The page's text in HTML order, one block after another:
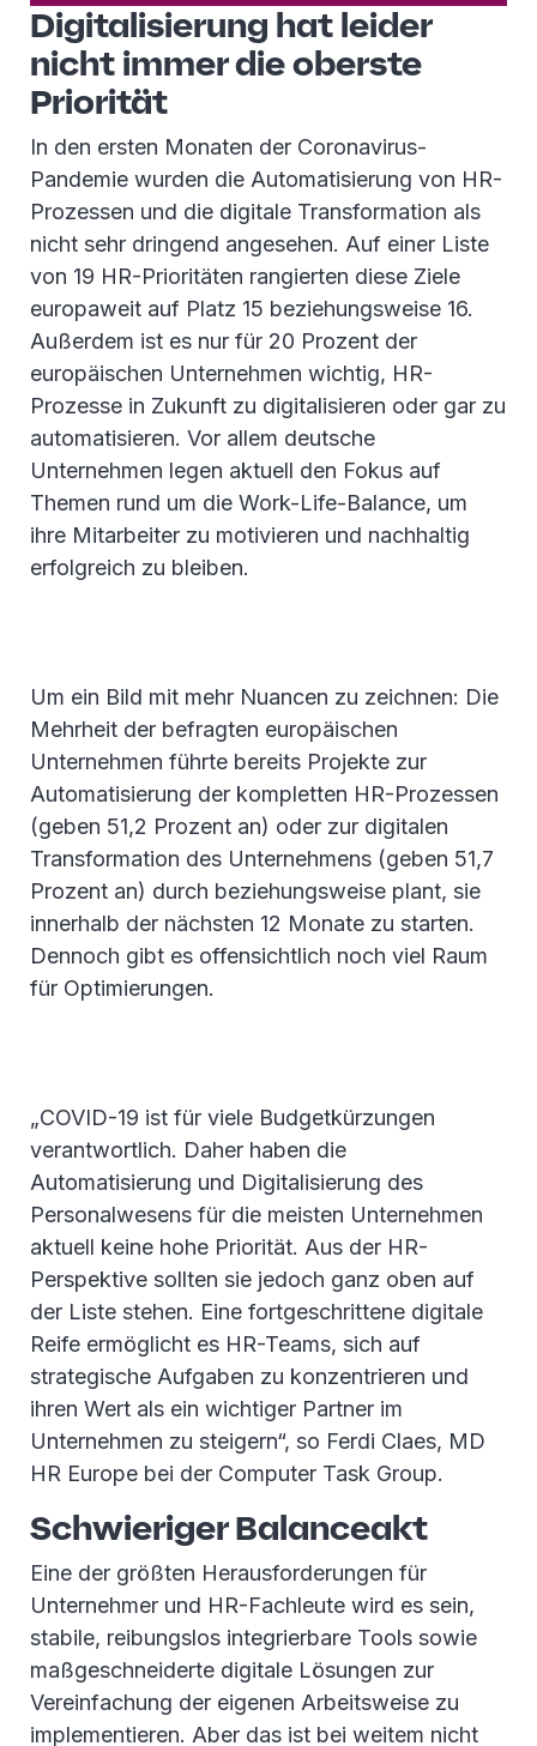
Digitalisierung hat leider
nicht immer die oberste
Priorität
In den ersten Monaten der Coronavirus-
Pandemie wurden die Automatisierung von HR-
Prozessen und die digitale Transformation als
nicht sehr dringend angesehen. Auf einer Liste
von 19 HR-Prioritäten rangierten diese Ziele
europaweit auf Platz 15 beziehungsweise 16.
Außerdem ist es nur für 20 Prozent der
europäischen Unternehmen wichtig, HR-
Prozesse in Zukunft zu digitalisieren oder gar zu
automatisieren. Vor allem deutsche
Unternehmen legen aktuell den Fokus auf
Themen rund um die Work-Life-Balance, um
ihre Mitarbeiter zu motivieren und nachhaltig
erfolgreich zu bleiben.
Um ein Bild mit mehr Nuancen zu zeichnen: Die
Mehrheit der befragten europäischen
Unternehmen führte bereits Projekte zur
Automatisierung der kompletten HR-Prozessen
(geben 51,2 Prozent an) oder zur digitalen
Transformation des Unternehmens (geben 51,7
Prozent an) durch beziehungsweise plant, sie
innerhalb der nächsten 12 Monate zu starten.
Dennoch gibt es offensichtlich noch viel Raum
für Optimierungen.
„COVID-19 ist für viele Budgetkürzungen
verantwortlich. Daher haben die
Automatisierung und Digitalisierung des
Personalwesens für die meisten Unternehmen
aktuell keine hohe Priorität. Aus der HR-
Perspektive sollten sie jedoch ganz oben auf
der Liste stehen. Eine fortgeschrittene digitale
Reife ermöglicht es HR-Teams, sich auf
strategische Aufgaben zu konzentrieren und
ihren Wert als ein wichtiger Partner im
Unternehmen zu steigern“, so Ferdi Claes, MD
HR Europe bei der Computer Task Group.
Schwieriger Balanceakt
Eine der größten Herausforderungen für
Unternehmer und HR-Fachleute wird es sein,
stabile, reibungslos integrierbare Tools sowie
maßgeschneiderte digitale Lösungen zur
Vereinfachung der eigenen Arbeitsweise zu
implementieren. Aber das ist bei weitem nicht